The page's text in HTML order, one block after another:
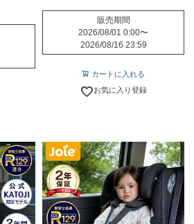
販売期間
2026/08/01 0:00〜
2026/08/16 23:59
カートに入れる
お気に入り登録